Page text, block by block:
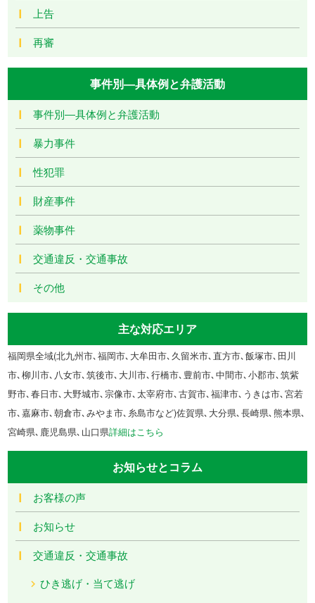
上告
再審
事件別―具体例と弁護活動
事件別―具体例と弁護活動
暴力事件
性犯罪
財産事件
薬物事件
交通違反・交通事故
その他
主な対応エリア
福岡県全域(北九州市､福岡市､大牟田市､久留米市､直方市､飯塚市､田川
市､柳川市､八女市､筑後市､大川市､行橋市､豊前市､中間市､小郡市､筑紫
野市､春日市､大野城市､宗像市､太宰府市､古賀市､福津市､うきは市､宮若
市､嘉麻市､朝倉市､みやま市､糸島市など)佐賀県､大分県､長崎県､熊本県､
宮崎県､鹿児島県､山口県詳細はこちら
お知らせとコラム
お客様の声
お知らせ
交通違反・交通事故
ひき逃げ・当て逃げ